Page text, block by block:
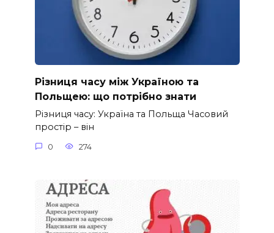
Різниця часу між Україною та
Польщею: що потрібно знати
Різниця часу: Україна та Польща Часовий
простір – він
0 274